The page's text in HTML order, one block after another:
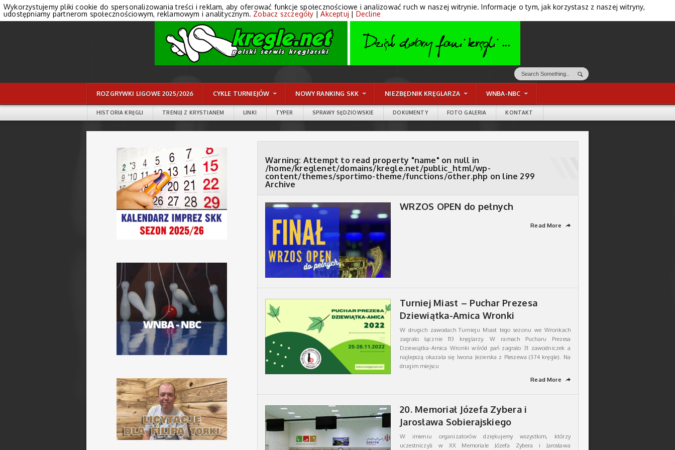
ROZGRYWKI LIGOWE 2025/2026 CYKLE TURNIEJÓW NOWY RANKING SKK NIEZBĘDNIK KRĘGLARZA WNBA-NBC
HISTORIA KRĘGLI TRENUJ Z KRYSTIANEM LINKI TYPER SPRAWY SĘDZIOWSKIE DOKUMENTY FOTO GALERIA KONTAKT
Warning: Attempt to read property "name" on null in
/home/kreglenet/domains/kregle.net/public_html/wp-
content/themes/sportimo-theme/functions/other.php on line 299
Archive
WRZOS OPEN do pełnych
Read More ➦
Turniej Miast – Puchar Prezesa
Dziewiątka-Amica Wronki
W drugich zawodach Turnieju Miast tego sezonu we Wronkach
zagrało łącznie 113 kręglarzy. W ramach Pucharu Prezesa
Dziewiątka-Amica Wronki wśród pań zagrało 31 zawodniczek a
najlepszą okazała się Iwona Jezierska z Pleszewa (374 kręgle). Na
drugim miejscu
Read More
➦
20. Memoriał Józefa Zybera i
Jarosława Sobierajskiego
W imieniu organizatorów dziękujemy wszystkim, którzy
uczestniczyli w XX Memoriale Józefa Zybera i Jarosława
Wykorzystujemy pliki cookie do spersonalizowania treści i reklam, aby oferować funkcje społecznościowe i analizować ruch w naszej witrynie. Informacje o tym, jak korzystasz z naszej witryny,
udostępniamy partnerom społecznościowym, reklamowym i analitycznym. Zobacz szczegóły |Akceptuj | Decline